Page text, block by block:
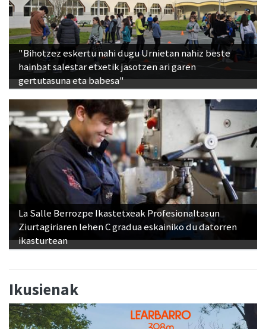
"Bihotzez eskertu nahi dugu Urnietan nahiz beste
hainbat salestar etxetik jasotzen ari garen
gertutasuna eta babesa"
La Salle Berrozpe Ikastetxeak Profesionaltasun
Ziurtagiriaren lehen C gradua eskainiko du datorren
ikasturtean
Ikusienak